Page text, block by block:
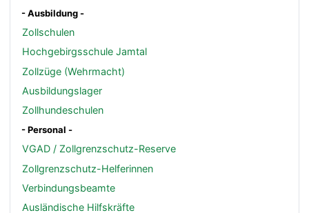
- Ausbildung -
Zollschulen
Hochgebirgsschule Jamtal
Zollzüge (Wehrmacht)
Ausbildungslager
Zollhundeschulen
- Personal -
VGAD / Zollgrenzschutz-Reserve
Zollgrenzschutz-Helferinnen
Verbindungsbeamte
Ausländische Hilfskräfte